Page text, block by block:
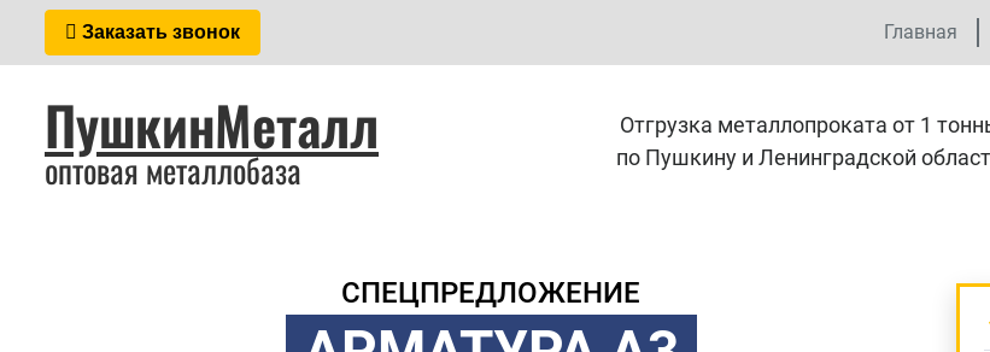
Заказать звонок Главная
ПушкинМеталл
оптовая металлобаза
Отгрузка металлопроката от 1
по Пушкину и Ленинградской
СПЕЦПРЕДЛОЖЕНИЕ